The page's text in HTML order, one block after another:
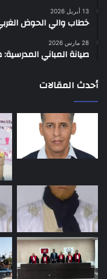
13 أبريل 2026
خطاب والي الحوض
28 مارس 2026
صيانة المباني
أحدث المقالات